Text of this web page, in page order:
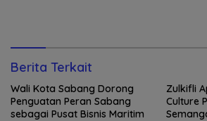
Berita Terkait
Wali Kota Sabang Dorong
Penguatan Peran Sabang
sebagai Pusat Bisnis Maritim
Zulkifli
Culture